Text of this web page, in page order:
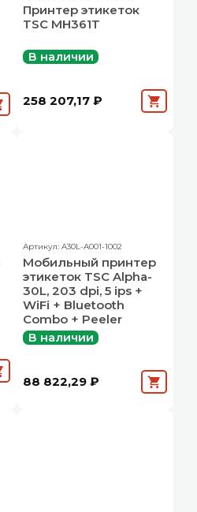
Принтер этикеток
TSC MH361T
В наличии
258 207,17 ₽
Артикул: A30L-A001-1002
Мобильный принтер
этикеток TSC Alpha-
30L, 203 dpi, 5 ips +
WiFi + Bluetooth
Combo + Peeler
В наличии
88 822,29 ₽